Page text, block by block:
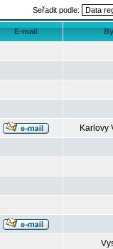
Seřadit podle:
E-mail
Karlovy